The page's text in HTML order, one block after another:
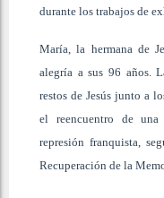
durante los trabajos de
María, la hermana de
alegría a sus 96 años.
restos de Jesús junto a
el reencuentro de
represión franquista,
Recuperación de la